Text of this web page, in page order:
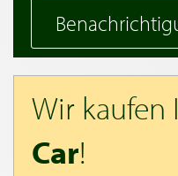
Wir kaufen
Car!